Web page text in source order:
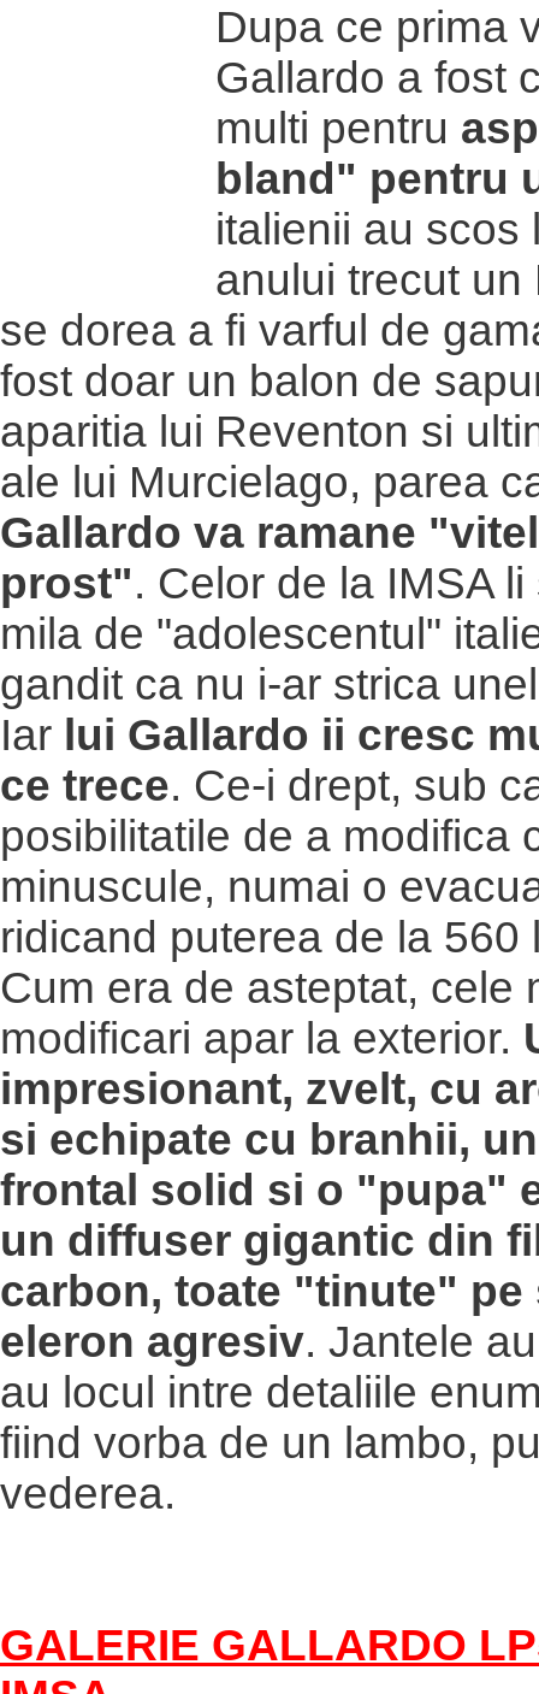
Dupa ce prima
Gallardo a fost
multi pentru
bland" pentru
italienii au scos
anului trecut un
se dorea a fi varful de
fost doar un balon de
aparitia lui Reventon si
ale lui Murcielago, parea
Gallardo va ramane
prost". Celor de la IMSA
mila de "adolescentul"
gandit ca nu i-ar strica
Iar lui Gallardo ii cresc
ce trece. Ce-i drept, sub
posibilitatile de a modifica
minuscule, numai o
ridicand puterea de la 560
Cum era de asteptat, cele
modificari apar la exterior.
impresionant, zvelt, cu
si echipate cu branhii,
frontal solid si o "pupa"
un diffuser gigantic din
carbon, toate "tinute" pe
eleron agresiv. Jantele
au locul intre detaliile
fiind vorba de un lambo,
vederea.
GALERIE GALLARDO